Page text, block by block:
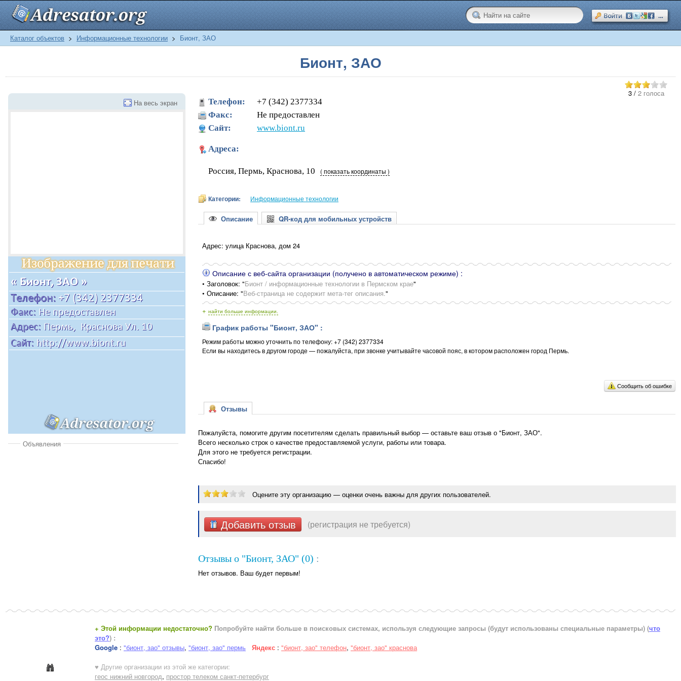
Каталог объектов > Информационные технологии > Бионт, ЗАО
Бионт, ЗАО
3 / 2 голоса
На весь экран
Объявления
Телефон:
+7 (342) 2377334
Факс:
Не предоставлен
Сайт:
www.biont.ru
Адреса:
Россия, Пермь, Краснова, 10 ( показать координаты )
Категории: Информационные технологии
Описание QR-код для мобильных устройств
Адрес: улица Краснова, дом 24
Описание с веб-сайта организации (получено в автоматическом режиме) :
• Заголовок: "Бионт / информационные технологии в Пермском крае"
• Описание: "Веб-страница не содержит мета-тег описания."
+ найти больше информации.
График работы "Бионт, ЗАО" :
Режим работы можно уточнить по телефону: +7 (342) 2377334
Если вы находитесь в другом городе — пожалуйста, при звонке учитывайте часовой пояс, в котором расположен город Пермь.
Сообщить об ошибке
Отзывы
Пожалуйста, помогите другим посетителям сделать правильный выбор — оставьте ваш отзыв о "Бионт, ЗАО".
Всего несколько строк о качестве предоставляемой услуги, работы или товара.
Для этого не требуется регистрации.
Спасибо!
Оцените эту организацию — оценки очень важны для других пользователей.
Добавить отзыв (регистрация не требуется)
Отзывы о "Бионт, ЗАО" (0) :
Нет отзывов. Ваш будет первым!
+ Этой информации недостаточно? Попробуйте найти больше в поисковых системах, используя следующие запросы (будут использованы специальные параметры) (что
это?) :
Google : "бионт, зао" отзывы, "бионт, зао" пермь Яндекс : "бионт, зао" телефон, "бионт, зао" краснова
♥ Другие организации из этой же категории:
геос нижний новгород, простор телеком санкт-петербург